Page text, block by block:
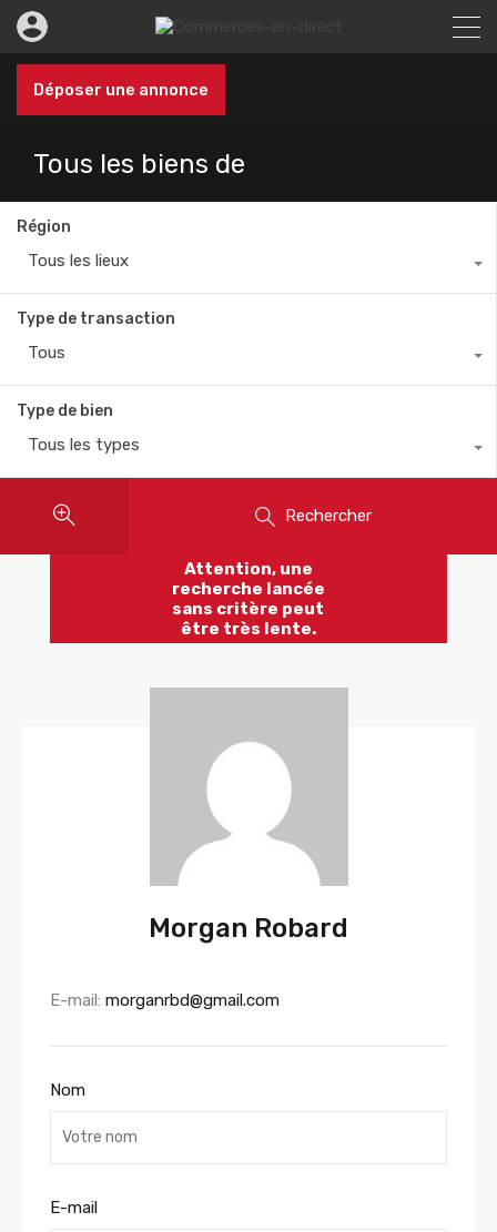
Déposer une annonce
Tous les biens de
Région
Tous les lieux
Type de transaction
Tous
Type de bien
Tous les types
Rechercher
Attention, une
recherche lancée
sans critère peut
être très lente.
Morgan Robard
E-mail: morganrbd@gmail.com
Nom
E-mail